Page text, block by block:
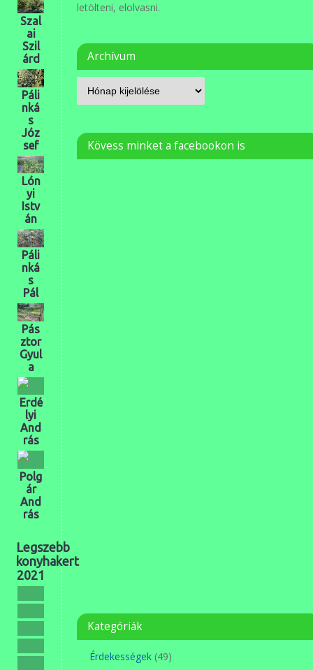
Szal
ai
Szil
árd
Páli
nká
s
Józ
sef
Lón
yi
Istv
án
Páli
nká
s
Pál
Pás
ztor
Gyul
a
Erdé
lyi
And
rás
Polg
ár
And
rás
Legszebb
konyhakert
2021
letölteni, elolvasni.
Archívum
Kövess minket a facebookon is
Kategóriák
Érdekességek (49)